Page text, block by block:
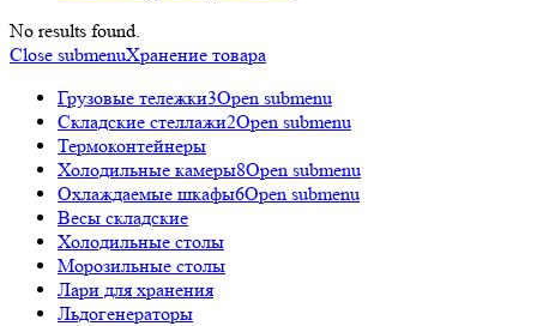
No results found.
Close submenuХранение товара
Грузовые тележки3Open submenu
Складские стеллажи2Open submenu
Термоконтейнеры
Холодильные камеры8Open submenu
Охлаждаемые шкафы6Open submenu
Весы складские
Холодильные столы
Морозильные столы
Лари для хранения
Льдогенераторы